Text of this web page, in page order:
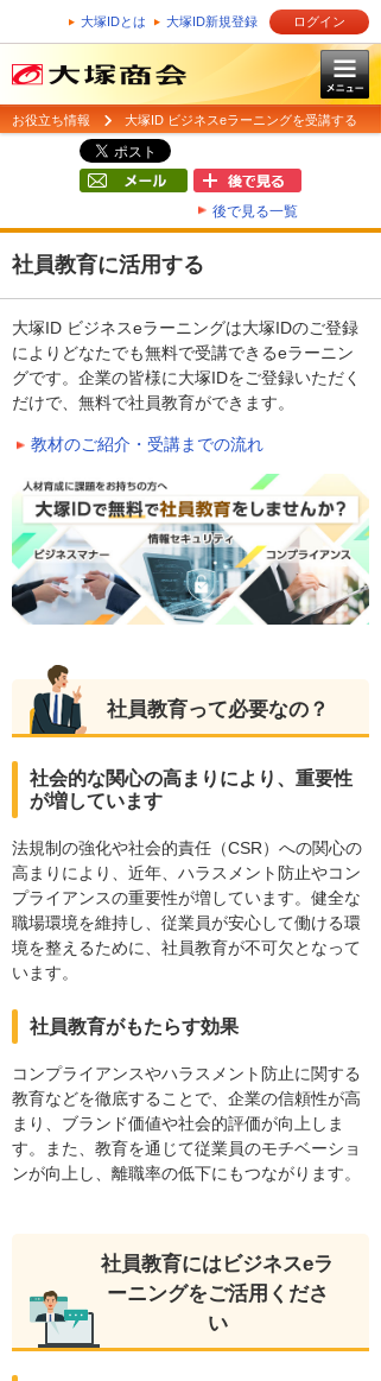
大塚IDとは 大塚ID新規登録 ログイン
お役立ち情報 大塚ID ビジネスeラーニングを受講する
後で見る一覧
社員教育に活用する
大塚ID ビジネスeラーニングは大塚IDのご登録
によりどなたでも無料で受講できるeラーニン
グです。企業の皆様に大塚IDをご登録いただく
だけで、無料で社員教育ができます。
教材のご紹介・受講までの流れ
社員教育って必要なの？
社会的な関心の高まりにより、重要性
が増しています
法規制の強化や社会的責任（CSR）への関心の
高まりにより、近年、ハラスメント防止やコン
プライアンスの重要性が増しています。健全な
職場環境を維持し、従業員が安心して働ける環
境を整えるために、社員教育が不可欠となって
います。
社員教育がもたらす効果
コンプライアンスやハラスメント防止に関する
教育などを徹底することで、企業の信頼性が高
まり、ブランド価値や社会的評価が向上しま
す。また、教育を通じて従業員のモチベーショ
ンが向上し、離職率の低下にもつながります。
社員教育にはビジネスeラ
ーニングをご活用くださ
い